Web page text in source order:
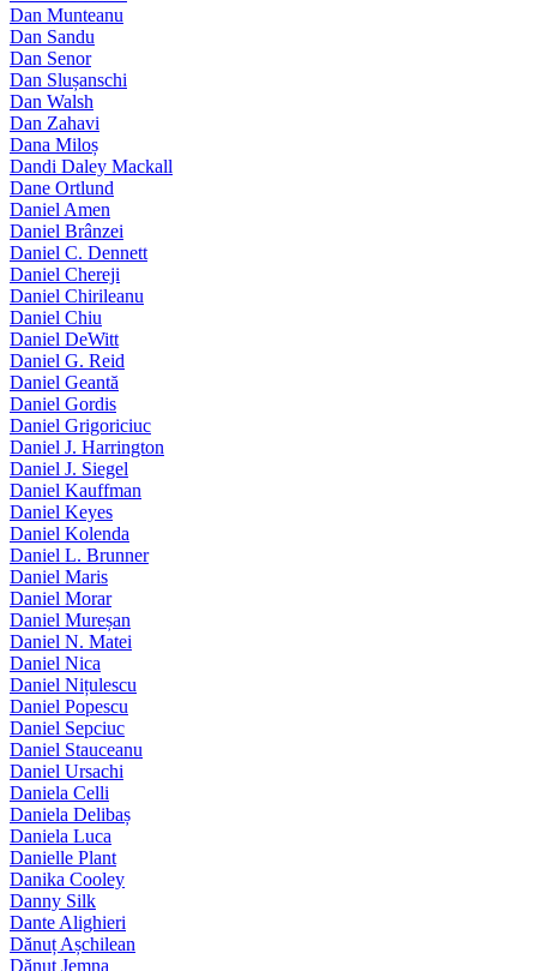
Dan Munteanu
Dan Sandu
Dan Senor
Dan Slușanschi
Dan Walsh
Dan Zahavi
Dana Miloș
Dandi Daley Mackall
Dane Ortlund
Daniel Amen
Daniel Brânzei
Daniel C. Dennett
Daniel Chereji
Daniel Chirileanu
Daniel Chiu
Daniel DeWitt
Daniel G. Reid
Daniel Geantă
Daniel Gordis
Daniel Grigoriciuc
Daniel J. Harrington
Daniel J. Siegel
Daniel Kauffman
Daniel Keyes
Daniel Kolenda
Daniel L. Brunner
Daniel Maris
Daniel Morar
Daniel Mureșan
Daniel N. Matei
Daniel Nica
Daniel Nițulescu
Daniel Popescu
Daniel Sepciuc
Daniel Stauceanu
Daniel Ursachi
Daniela Celli
Daniela Delibaș
Daniela Luca
Danielle Plant
Danika Cooley
Danny Silk
Dante Alighieri
Dănuț Așchilean
Dănuț Jemna